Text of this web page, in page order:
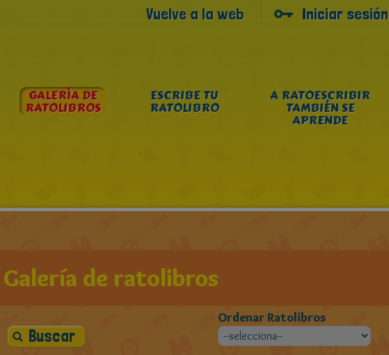
Vuelve a la web Iniciar sesión
GALERÍA DE
RATOLIBROS
ESCRIBE TU
RATOLIBRO
A RATOESCRIBIR
TAMBIÉN SE
APRENDE
Galería de ratolibros
Ordenar Ratolibros